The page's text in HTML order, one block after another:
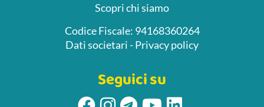
Scopri chi siamo
Codice Fiscale: 94168360264
Dati societari -Privacy policy
Seguici su